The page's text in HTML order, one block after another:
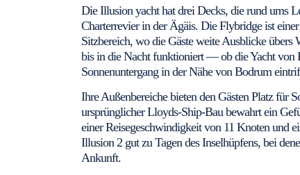
Die Illusion yacht hat drei Decks, die rund ums
Charterrevier in der Ägäis. Die Flybridge ist
Sitzbereich, wo die Gäste weite Ausblicke
bis in die Nacht funktioniert — ob die Yacht von
Sonnenuntergang in der Nähe von Bodrum
Ihre Außenbereiche bieten den Gästen Platz für
ursprünglicher Lloyds-Ship-Bau bewahrt ein
einer Reisegeschwindigkeit von 11 Knoten und
Illusion 2 gut zu Tagen des Inselhüpfens, bei
Ankunft.